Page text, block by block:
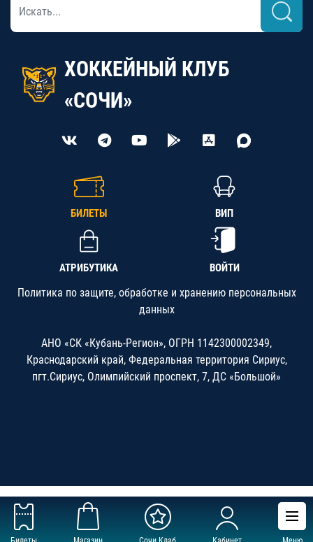
ХОККЕЙНЫЙ КЛУБ
«СОЧИ»
БИЛЕТЫ ВИП
АТРИБУТИКА ВОЙТИ
Политика по защите, обработке и хранению персональных
данных
АНО «СК «Кубань-Регион», ОГРН 1142300002349,
Краснодарский край, Федеральная территория Сириус,
пгт.Сириус, Олимпийский проспект, 7, ДС «Большой»